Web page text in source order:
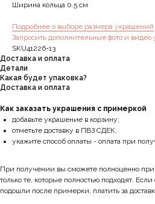
Ширина кольца 0.5 см
Подробнее о выборе размера украшений
Запросить дополнительные фото и
SKU41226-13
Доставка и оплата
Детали
Какая будет упаковка?
Доставка и оплата
Как заказать украшения с примеркой
добавьте украшение в корзину;
отметьте доставку в ПВЗ СДЕК;
укажите способ оплаты - оплата при
При получении вы сможете полноценно
только те, которые полностью подходят.
подошли после примерки, платить за